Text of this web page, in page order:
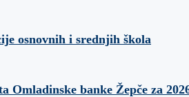
osnovnih i srednjih škola
Omladinske banke Žepče za